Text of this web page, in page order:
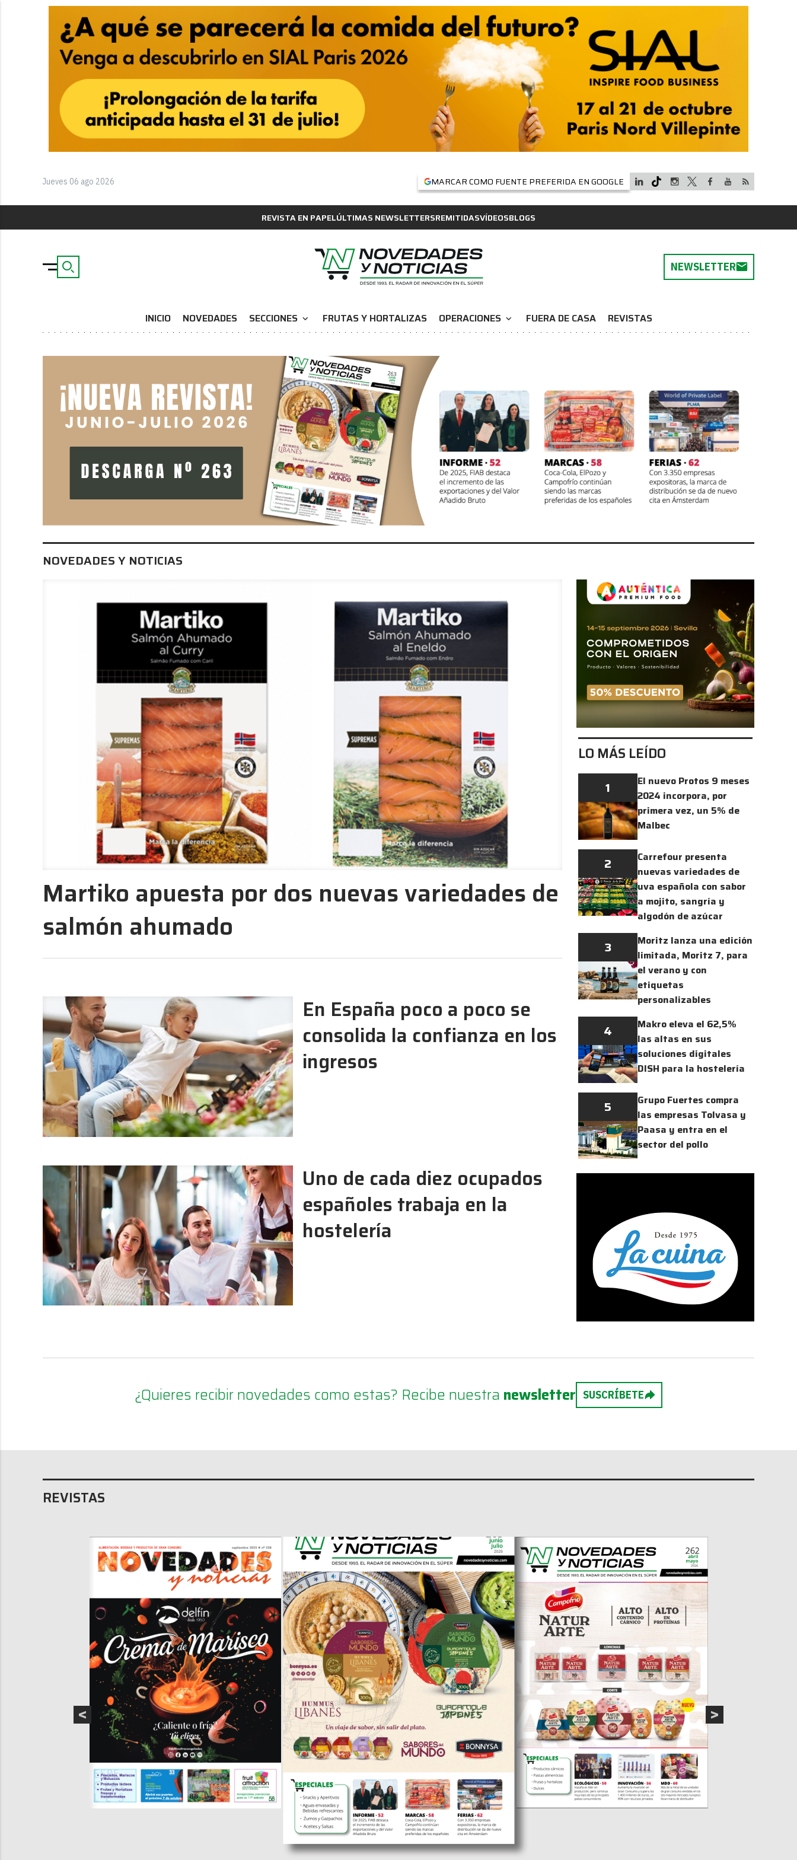
Jueves 06 ago 2026 MARCAR COMO FUENTE PREFERIDA EN GOOGLE
REVISTA EN PAPELÚLTIMAS NEWSLETTERSREMITIDASVÍDEOSBLOGS
NEWSLETTER
INICIO NOVEDADES SECCIONES expand_more FRUTAS Y HORTALIZAS OPERACIONES expand_more FUERA DE CASA REVISTAS
NOVEDADES Y NOTICIAS
Martiko apuesta por dos nuevas variedades de
salmón ahumado
En España poco a poco se
consolida la confianza en los
ingresos
Uno de cada diez ocupados
españoles trabaja en la
hostelería
LO MÁS LEÍDO
1
El nuevo Protos 9 meses
2024 incorpora, por
primera vez, un 5% de
Malbec
2
Carrefour presenta
nuevas variedades de
uva española con sabor
a mojito, sangría y
algodón de azúcar
3
Moritz lanza una edición
limitada, Moritz 7, para
el verano y con
etiquetas
personalizables
4
Makro eleva el 62,5%
las altas en sus
soluciones digitales
DISH para la hostelería
5
Grupo Fuertes compra
las empresas Tolvasa y
Paasa y entra en el
sector del pollo
¿Quieres recibir novedades como estas? Recibe nuestra newsletter SUSCRÍBETE
REVISTAS